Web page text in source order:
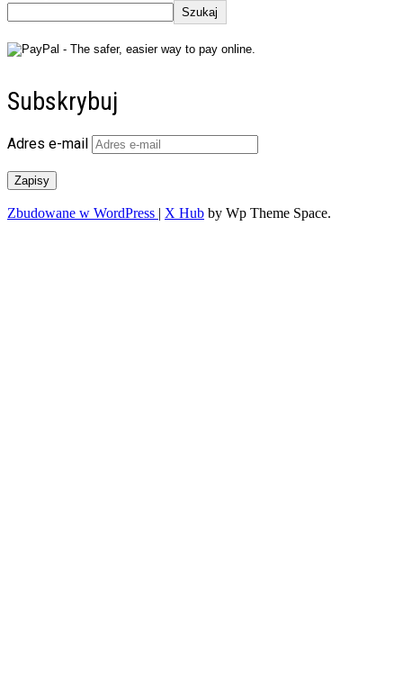
Szukaj
Subskrybuj
Adres e-mail
Zapisy
Zbudowane w WordPress | X Hub by Wp Theme Space.